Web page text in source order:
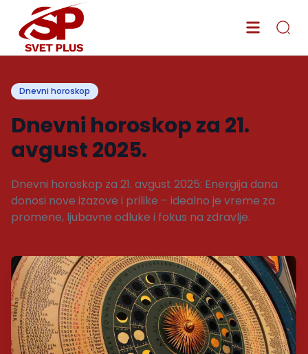
Dnevni horoskop
Dnevni horoskop za 21.
avgust 2025.
Dnevni horoskop za 21. avgust 2025: Energija dana
donosi nove izazove i prilike – idealno je vreme za
promene, ljubavne odluke i fokus na zdravlje.